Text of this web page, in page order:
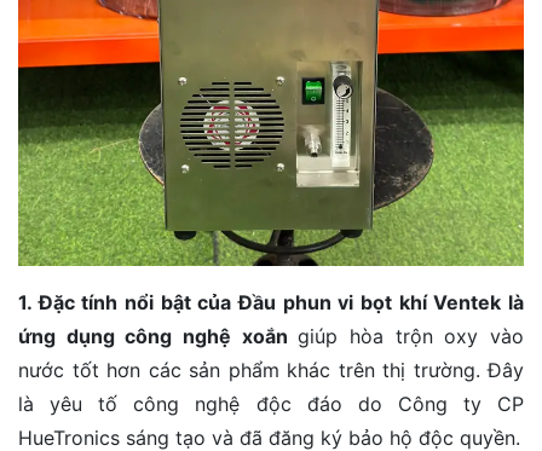
1. Đặc tính nổi bật của Đầu phun vi bọt khí Ventek là
ứng dụng công nghệ xoắngiúp hòa trộn oxy vào
nước tốt hơn các sản phẩm khác trên thị trường. Đây
là yêu tố công nghệ độc đáo do Công ty CP
HueTronics sáng tạo và đã đăng ký bảo hộ độc quyền.